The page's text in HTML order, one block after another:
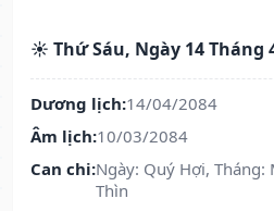
☀️ Thứ Sáu, Ngày 14 Tháng
Dương lịch:14/04/2084
Âm lịch:10/03/2084
Can chi:Ngày: Quý Hợi, Tháng:
Thìn